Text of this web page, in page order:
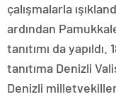
çalışmalarla
ardından
tanıtımı da
tanıtıma Denizli
Denizli